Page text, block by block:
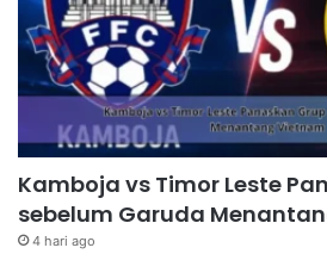
Kamboja vs Timor Leste
sebelum Garuda
4 hari ago